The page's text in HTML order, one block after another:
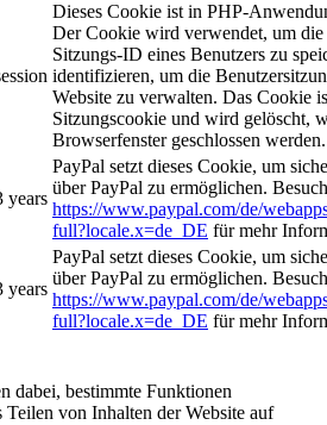
Dieses Cookie ist in PHP-
Der Cookie wird verwendet, um die
Sitzungs-ID eines Benutzers zu
identifizieren, um die
Website zu verwalten. Das Cookie
Sitzungscookie und wird gelöscht,
Browserfenster geschlossen werden.
years
PayPal setzt dieses Cookie, um
über PayPal zu ermöglichen.
https://www.paypal.com/de/
full?locale.x=de_DE für mehr
years
PayPal setzt dieses Cookie, um
über PayPal zu ermöglichen.
https://www.paypal.com/de/
full?locale.x=de_DE für mehr
dabei, bestimmte Funktionen
von Inhalten der Website auf